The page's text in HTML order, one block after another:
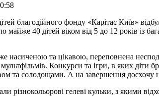
благодійного фонду «Карітас Київ»
майже 40 дітей віком від 5 до 12 років із
насиченою та цікавою, переповнена
мультфільмів. Конкурси та ігри, в яких
та солодощами. А на завершення досхочу
різнокольорові гелеві кульки, з якими